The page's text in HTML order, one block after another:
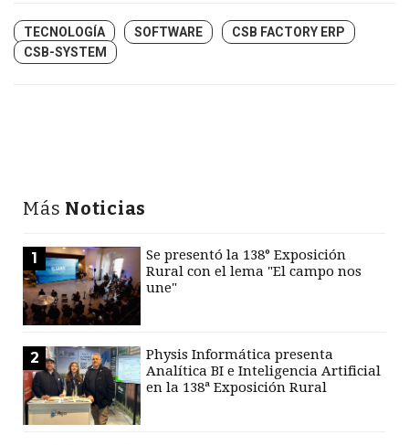
TECNOLOGÍA SOFTWARE
CSB FACTORY ERP
CSB-SYSTEM
Más Noticias
1
Se presentó la 138° Exposición
Rural con el lema "El campo nos
une"
2
Physis Informática presenta
Analítica BI e Inteligencia Artificial
en la 138ª Exposición Rural